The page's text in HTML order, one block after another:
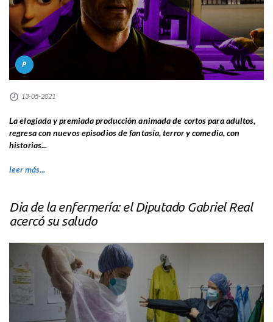
P
13-05-2021
La elogiada y premiada producción animada de cortos para adultos,
regresa con nuevos episodios de fantasía, terror y comedia, con
historias...
leer más...
Dia de la enfermería: el Diputado Gabriel Real
acercó su saludo